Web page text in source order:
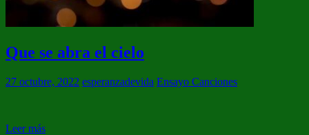
Que se abra el cielo
27 octubre, 2022 esperanzadevida Ensayo Canciones
Leer más